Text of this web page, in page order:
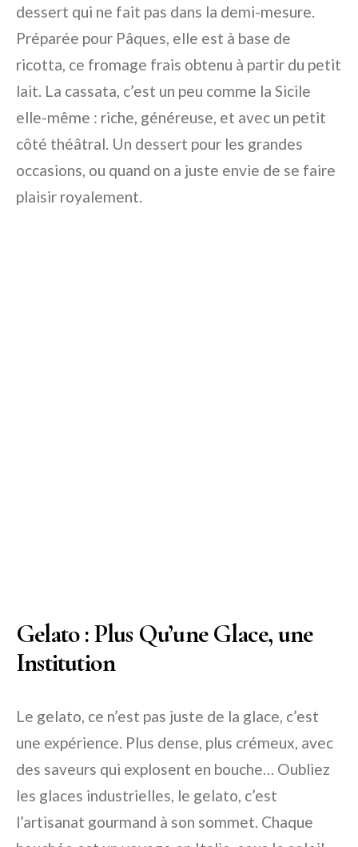
dessert qui ne fait pas dans la demi-mesure.
Préparée pour Pâques, elle est à base de
ricotta, ce fromage frais obtenu à partir du petit
lait. La cassata, c’est un peu comme la Sicile
elle-même : riche, généreuse, et avec un petit
côté théâtral. Un dessert pour les grandes
occasions, ou quand on a juste envie de se faire
plaisir royalement.
Gelato : Plus Qu’une Glace, une
Institution
Le gelato, ce n’est pas juste de la glace, c’est
une expérience. Plus dense, plus crémeux, avec
des saveurs qui explosent en bouche… Oubliez
les glaces industrielles, le gelato, c’est
l’artisanat gourmand à son sommet. Chaque